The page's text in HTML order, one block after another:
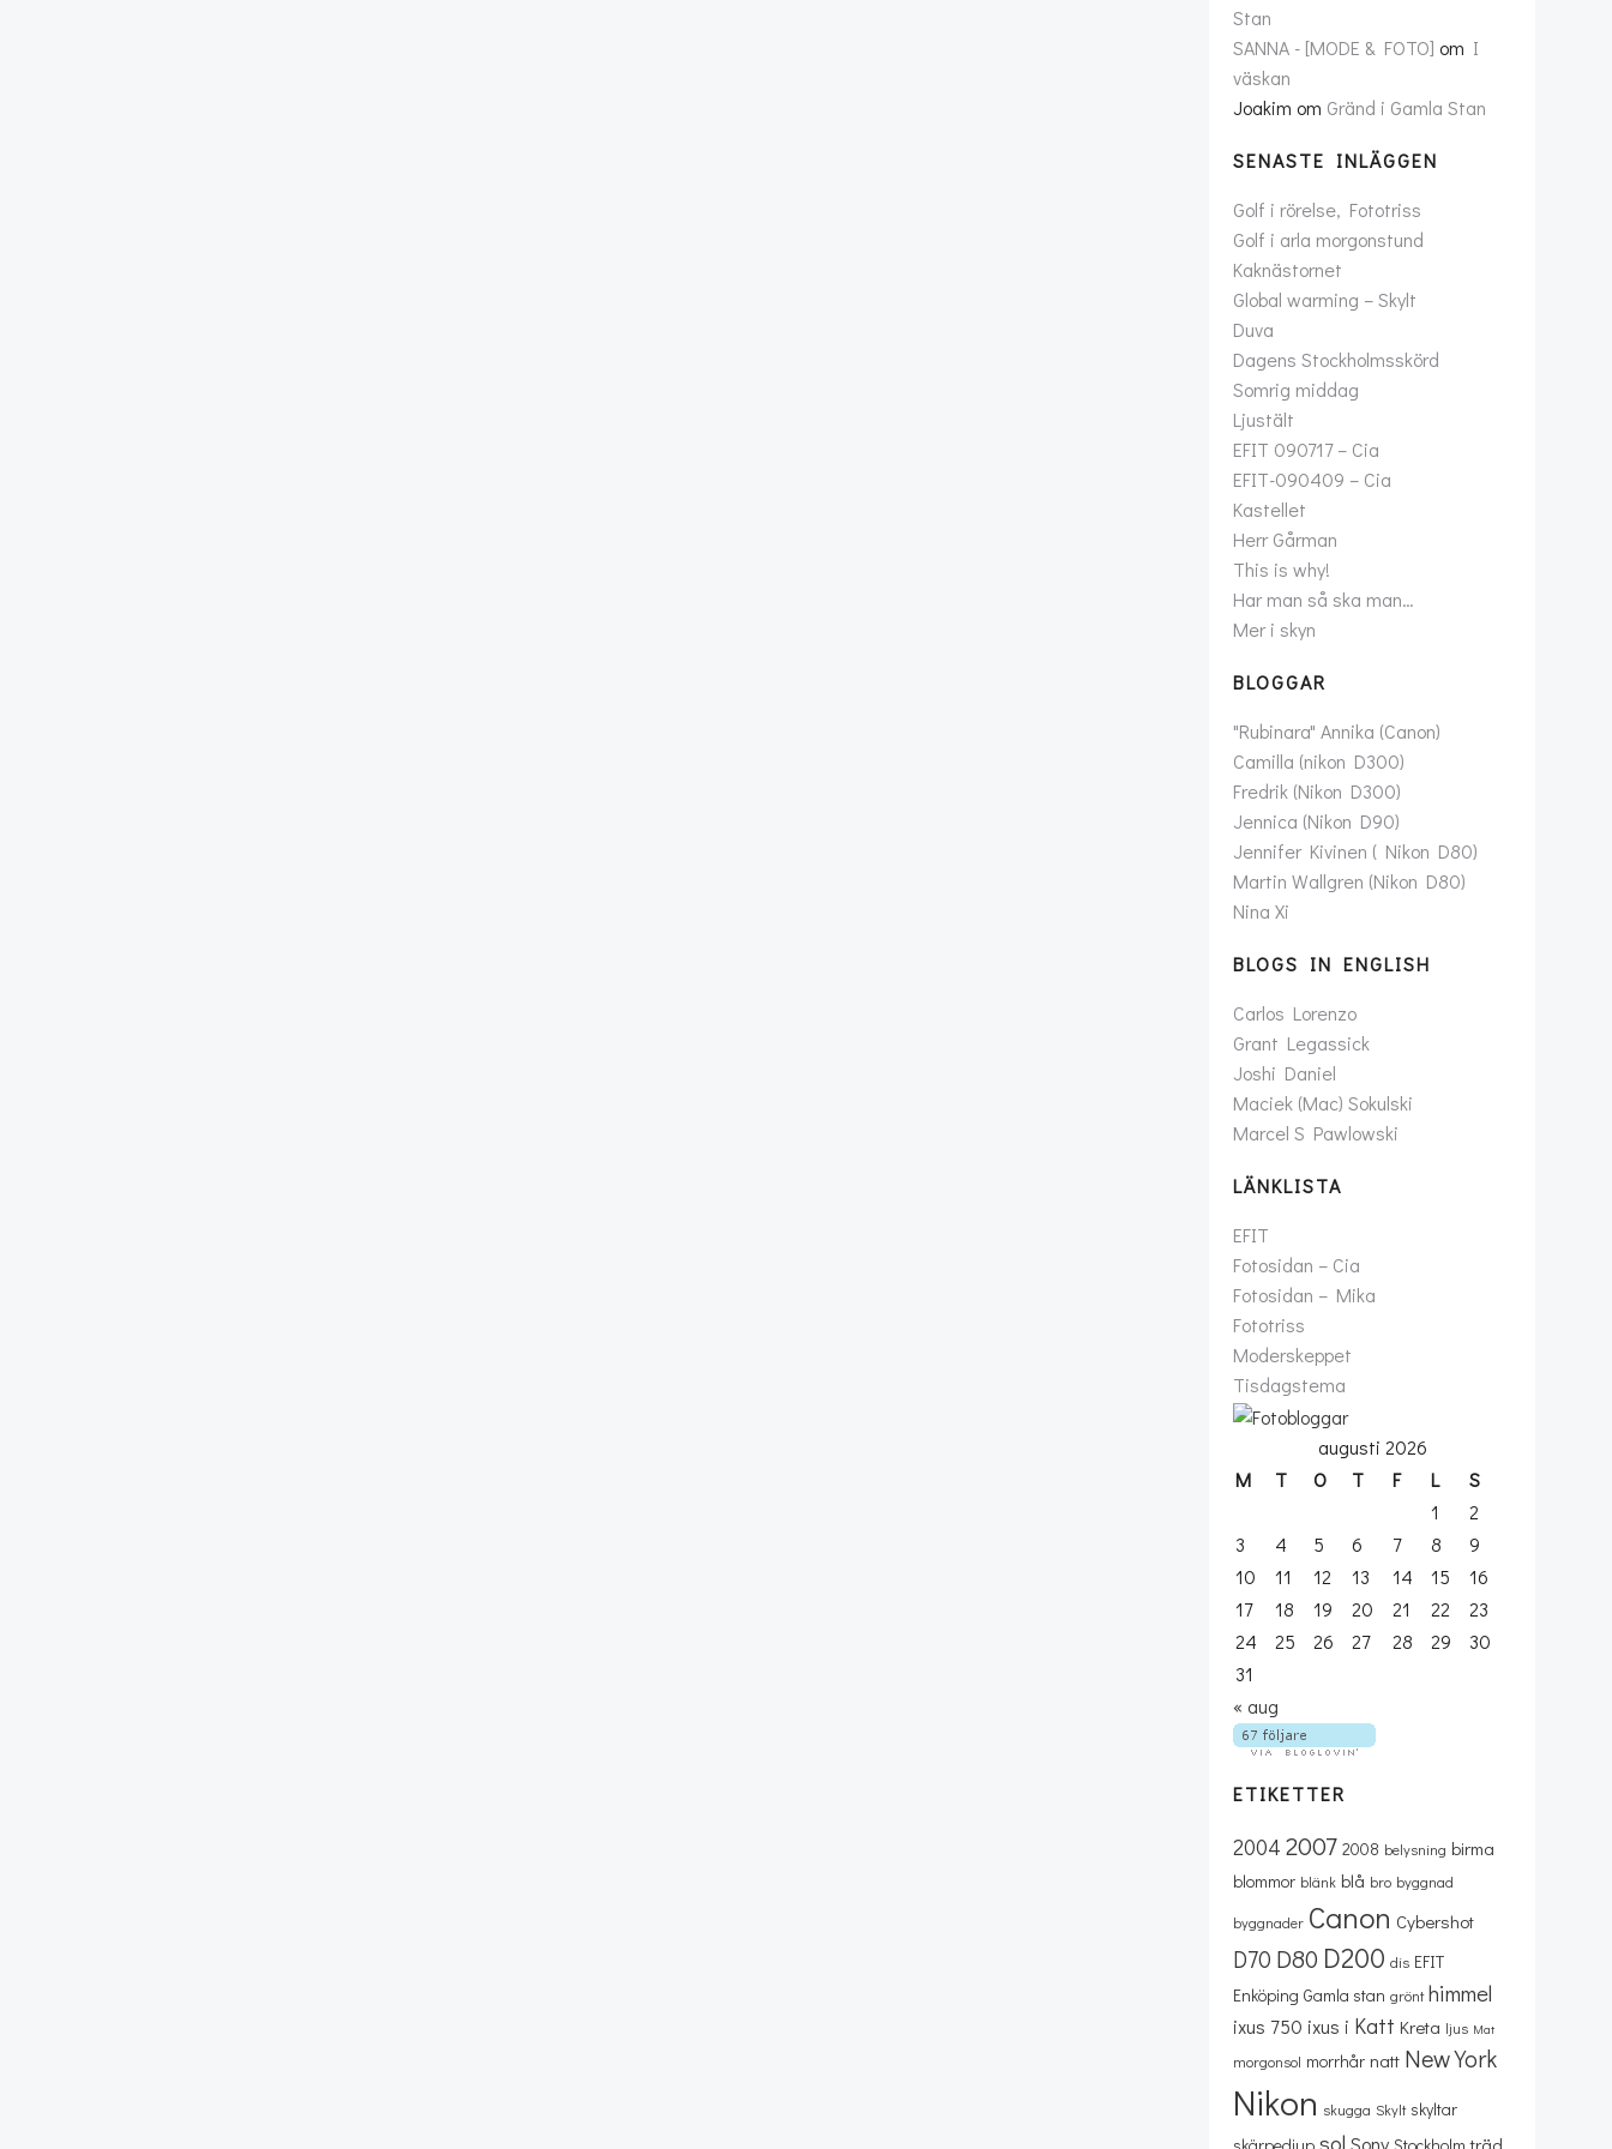
Stan
SANNA - [MODE & FOTO] om I
väskan
Joakim om Gränd i Gamla Stan
SENASTE INLÄGGEN
Golf i rörelse, Fototriss
Golf i arla morgonstund
Kaknästornet
Global warming – Skylt
Duva
Dagens Stockholmsskörd
Somrig middag
Ljustält
EFIT 090717 – Cia
EFIT-090409 – Cia
Kastellet
Herr Gårman
This is why!
Har man så ska man…
Mer i skyn
BLOGGAR
"Rubinara" Annika (Canon)
Camilla (nikon D300)
Fredrik (Nikon D300)
Jennica (Nikon D90)
Jennifer Kivinen ( Nikon D80)
Martin Wallgren (Nikon D80)
Nina Xi
BLOGS IN ENGLISH
Carlos Lorenzo
Grant Legassick
Joshi Daniel
Maciek (Mac) Sokulski
Marcel S Pawlowski
LÄNKLISTA
EFIT
Fotosidan – Cia
Fotosidan – Mika
Fototriss
Moderskeppet
Tisdagstema
augusti 2026
M
T O T F L
S
1
2
3
4 5 6 7 8
9
10
11 12 13 14 15
16
17
18 19 20 21 22
23
24
25 26 27 28 29
30
31
« aug
ETIKETTER
2004 2007 2008 belysning birma
blommor blänk blå bro byggnad
byggnader Canon Cybershot
D70 D80 D200 dis EFIT
Enköping Gamla stan grönt himmel
ixus 750 ixus i Katt Kreta ljus Mat
morgonsol morrhår natt New York
Nikon skugga Skylt skyltar
sol Sony träd